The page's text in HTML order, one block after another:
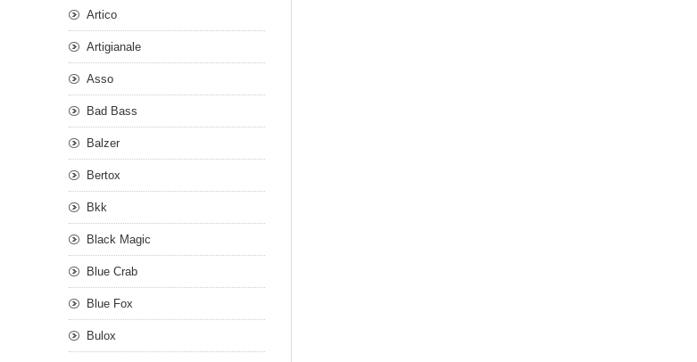
Artico
Artigianale
Asso
Bad Bass
Balzer
Bertox
Bkk
Black Magic
Blue Crab
Blue Fox
Bulox